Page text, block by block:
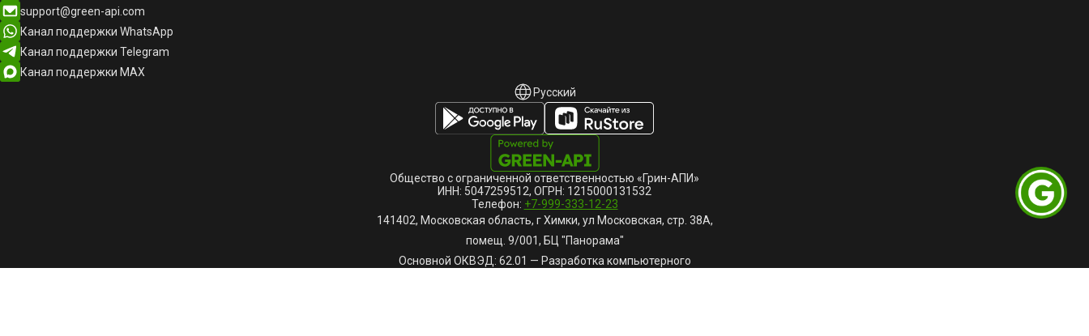
support@green-api.com
Канал поддержки WhatsApp
Канал поддержки Telegram
Канал поддержки MAX
Русский
Русский
English
Общество с ограниченной ответственностью «Грин-АПИ»
ИНН: 5047259512, ОГРН: 1215000131532
Телефон: +7-999-333-12-23
141402, Московская область, г Химки, ул Московская, стр. 38А,
помещ. 9/001, БЦ "Панорама"
Основной ОКВЭД: 62.01 — Разработка компьютерного